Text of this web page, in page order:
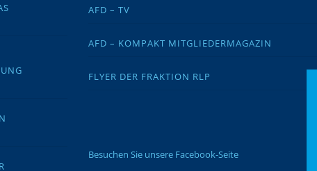
AFD – TV
AFD – KOMPAKT MITGLIEDERMAGAZIN
FLYER DER FRAKTION RLP
Besuchen Sie unsere Facebook-Seite